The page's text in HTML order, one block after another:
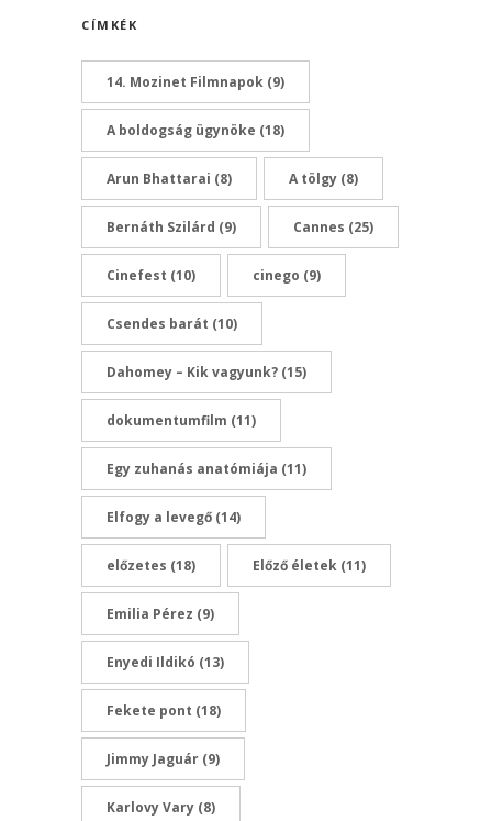
CÍMKÉK
14. Mozinet Filmnapok (9)
A boldogság ügynöke (18)
Arun Bhattarai (8) A tölgy (8)
Bernáth Szilárd (9) Cannes (25)
Cinefest (10) cinego (9)
Csendes barát (10)
Dahomey – Kik vagyunk? (15)
dokumentumfilm (11)
Egy zuhanás anatómiája (11)
Elfogy a levegő (14)
előzetes (18) Előző életek (11)
Emilia Pérez (9)
Enyedi Ildikó (13)
Fekete pont (18)
Jimmy Jaguár (9)
Karlovy Vary (8)